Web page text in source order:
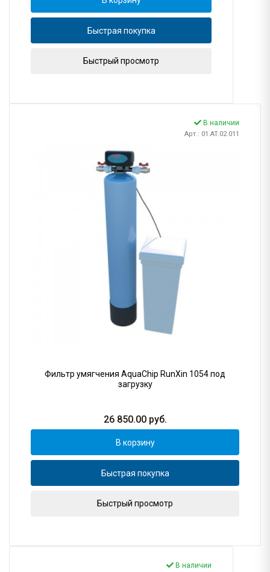
Быстрая покупка
Быстрый просмотр
В наличии
Арт.: 01.AT.02.011
Фильтр умягчения AquaChip RunXin 1054 под
загрузку
26 850.00руб.
В корзину
Быстрая покупка
Быстрый просмотр
В наличии